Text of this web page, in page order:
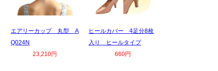
エアリーカップ 丸型 A
Q024N
23,210円
ヒールカバー 4足分8枚
入り ヒールタイプ
660円